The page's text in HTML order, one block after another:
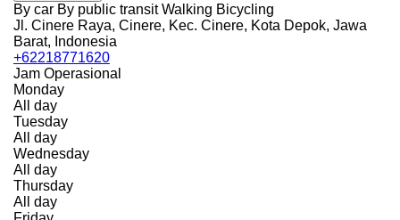
By car By public transit Walking Bicycling
Jl. Cinere Raya, Cinere, Kec. Cinere, Kota Depok, Jawa
Barat, Indonesia
+62218771620
Jam Operasional
Monday
All day
Tuesday
All day
Wednesday
All day
Thursday
All day